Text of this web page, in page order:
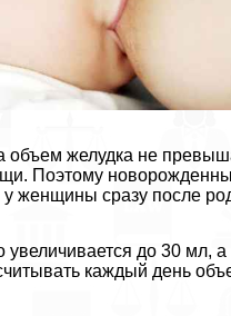
объем желудка не
Поэтому
у женщины сразу после
увеличивается до 30 мл,
каждый день